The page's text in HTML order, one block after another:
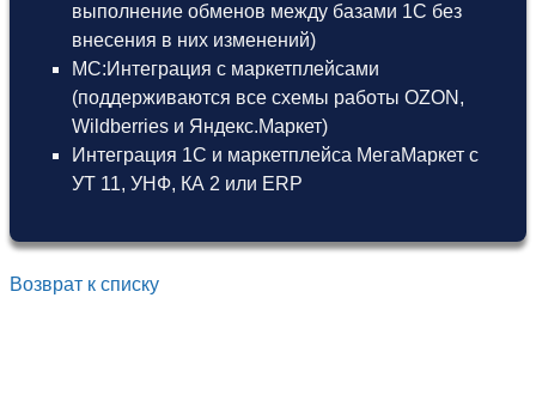
выполнение обменов между базами 1С без
внесения в них изменений)
МС:Интеграция с маркетплейсами
(поддерживаются все схемы работы OZON,
Wildberries и Яндекс.Маркет)
Интеграция 1С и маркетплейса МегаМаркет с
УТ 11, УНФ, КА 2 или ERP
Возврат к списку